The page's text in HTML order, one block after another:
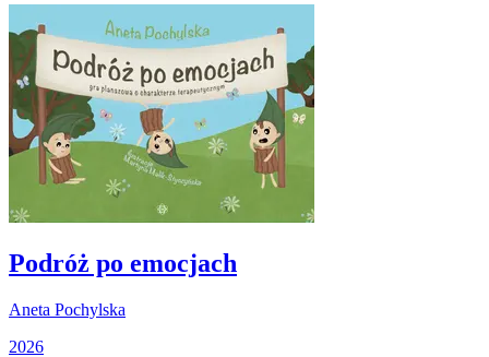
Podróż po emocjach
Aneta Pochylska
2026